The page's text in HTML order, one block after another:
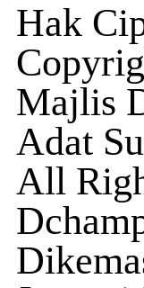
Hak
Majlis
Adat
All